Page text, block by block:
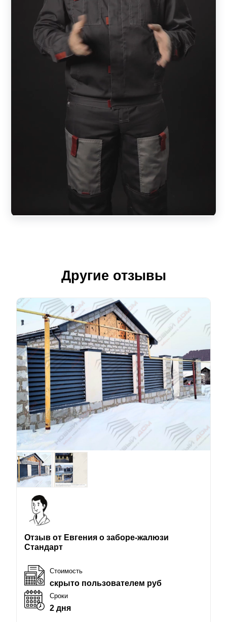
Другие отзывы
Отзыв от Евгения о заборе-жалюзи
Стандарт
Стоимость
скрыто пользователем руб
Сроки
2 дня